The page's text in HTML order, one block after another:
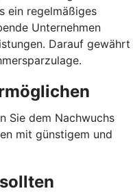
ein regelmäßiges
Unternehmen
Darauf gewährt
Sie dem Nachwuchs
mit günstigem und